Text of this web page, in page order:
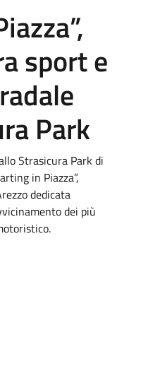
sport e
Park
Strasicura Park di
in Piazza”,
dedicata
dei più